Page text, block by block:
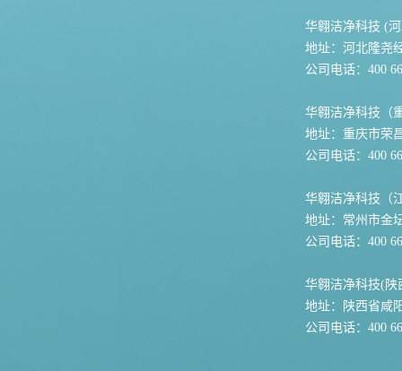
华翱洁净科技 (
地址：河北隆尧
公司电话：400
华翱洁净科技（
地址：重庆市荣
公司电话：400
华翱洁净科技（
地址：常州市金
公司电话：400
华翱洁净科技(陕
地址：陕西省咸
公司电话：400